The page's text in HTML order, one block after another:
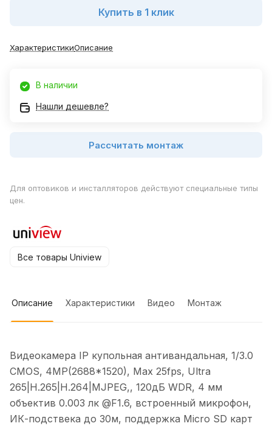
Купить в 1 клик
ХарактеристикиОписание
В наличии
Нашли дешевле?
Рассчитать монтаж
Для оптовиков и инсталляторов действуют специальные типы
цен.
Все товары Uniview
Описание Характеристики Видео Монтаж
Видеокамера IP купольная антивандальная, 1/3.0
CMOS, 4MP(2688*1520), Max 25fps, Ultra
265|H.265|H.264|MJPEG,, 120дБ WDR, 4 мм
объектив 0.003 лк @F1.6, встроенный микрофон,
ИК-подствека до 30м, поддержка Micro SD карт